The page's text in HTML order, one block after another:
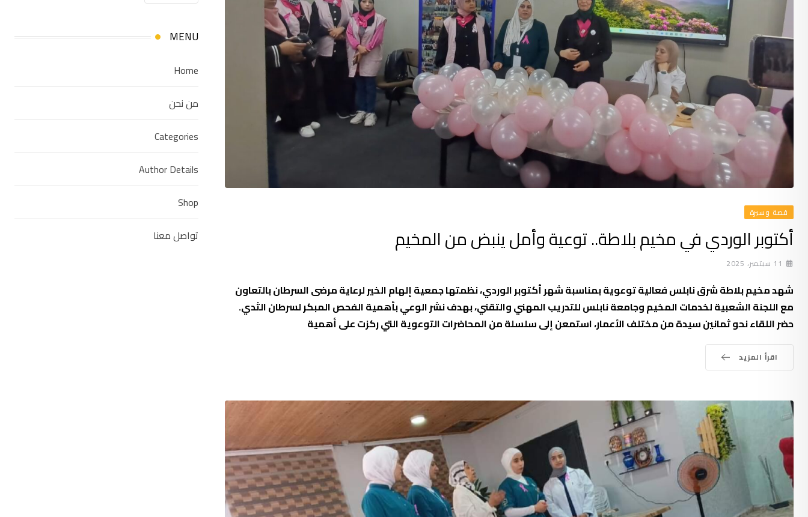
قصة وسيرة
أكتوبر الوردي في مخيم بلاطة.. توعية وأمل ينبض من المخيم
11 سبتمبر، 2025
شهد مخيم بلاطة شرق نابلس فعالية توعوية بمناسبة شهر أكتوبر الوردي، نظمتها جمعية إلهام الخير لرعاية مرضى السرطان بالتعاون
مع اللجنة الشعبية لخدمات المخيم وجامعة نابلس للتدريب المهني والتقني، بهدف نشر الوعي بأهمية الفحص المبكر لسرطان الثدي.
حضر اللقاء نحو ثمانين سيدة من مختلف الأعمار، استمعن إلى سلسلة من المحاضرات التوعوية التي ركزت على أهمية
اقرأ المزيد
MENU
Home
من نحن
Categories
Author Details
Shop
تواصل معنا